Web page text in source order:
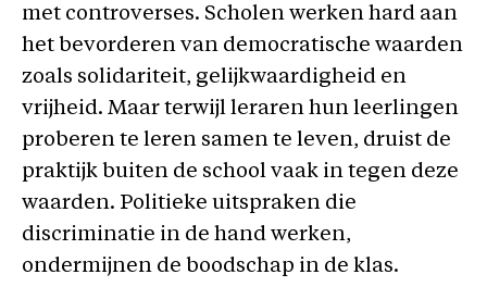
met controverses. Scholen werken hard aan
het bevorderen van democratische waarden
zoals solidariteit, gelijkwaardigheid en
vrijheid. Maar terwijl leraren hun leerlingen
proberen te leren samen te leven, druist de
praktijk buiten de school vaak in tegen deze
waarden. Politieke uitspraken die
discriminatie in de hand werken,
ondermijnen de boodschap in de klas.